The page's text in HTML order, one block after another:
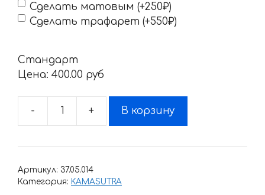
Сделать матовым (+250₽)
Сделать трафарет (+550₽)
Стандарт
Цена: 400.00 pyб
-
Количество
Наклейка
+ В корзину
Артикул: 37.05.014
Категория: KAMASUTRA